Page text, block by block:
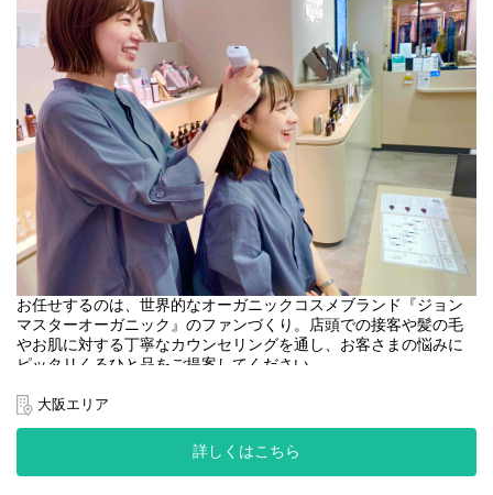
お任せするのは、世界的なオーガニックコスメブランド『ジョン
マスターオーガニック』のファンづくり。店頭での接客や髪の毛
やお肌に対する丁寧なカウンセリングを通し、お客さまの悩みに
ピッタリくるひと品をご提案してください。
＜取扱いブランド＞
[john masters organics]
"ヘアスタイリスト・John Masters"が15年以上の月日をかけた開
発により生み出されたスキンケア&ヘアケアのブランドです。
農薬や化学肥料を使わずに栽培され、収穫されたオーガニックで
大阪エリア
詳しくはこちら